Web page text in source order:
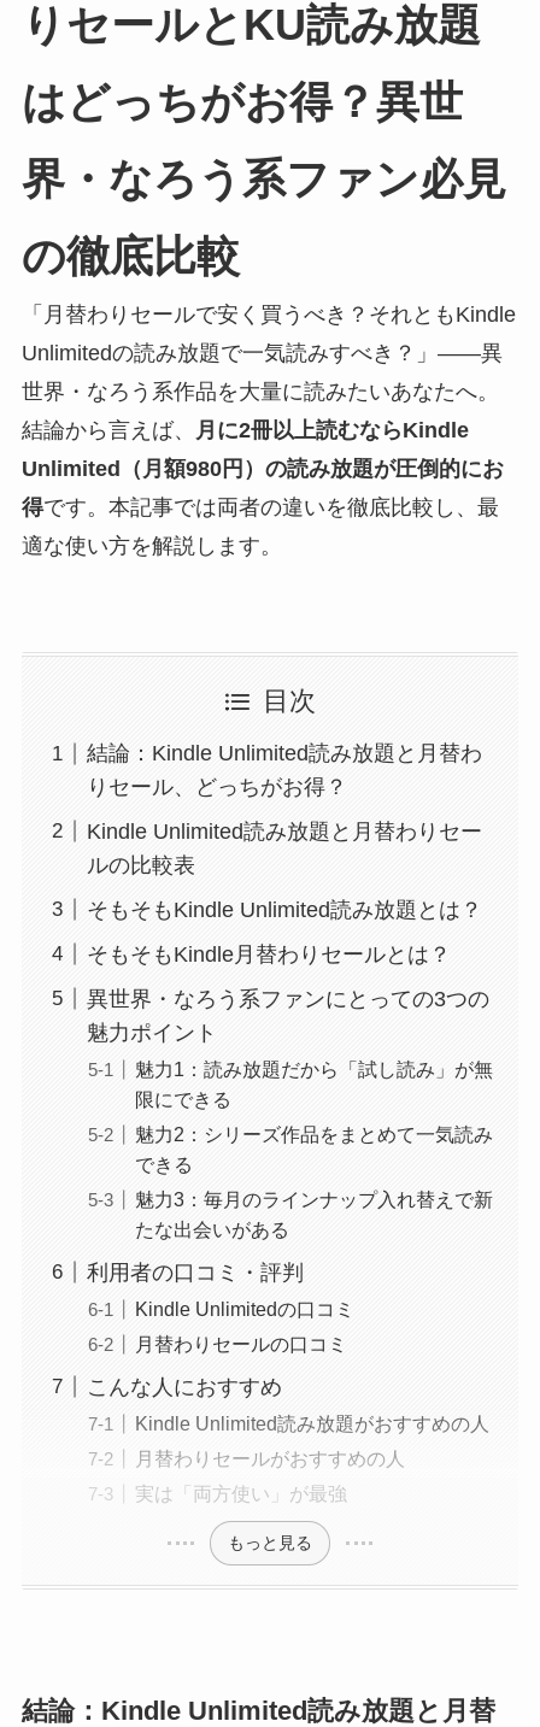
りセールとKU読み放題
はどっちがお得？異世
界・なろう系ファン必見
の徹底比較
「月替わりセールで安く買うべき？それともKindle
Unlimitedの読み放題で一気読みすべき？」——異
世界・なろう系作品を大量に読みたいあなたへ。
結論から言えば、
月に2冊以上読むならKindle
Unlimited（月額980円）の読み放題が圧倒的にお
得です。本記事では両者の違いを徹底比較し、最
適な使い方を解説します。
目次
結論：Kindle Unlimited読み放題と月替わ
りセール、どっちがお得？
Kindle Unlimited読み放題と月替わりセー
ルの比較表
そもそもKindle Unlimited読み放題とは？
そもそもKindle月替わりセールとは？
異世界・なろう系ファンにとっての3つの
魅力ポイント
魅力1：読み放題だから「試し読み」が無
限にできる
魅力2：シリーズ作品をまとめて一気読み
できる
魅力3：毎月のラインナップ入れ替えで新
たな出会いがある
利用者の口コミ・評判
Kindle Unlimitedの口コミ
月替わりセールの口コミ
こんな人におすすめ
Kindle Unlimited読み放題がおすすめの人
月替わりセールがおすすめの人
実は「両方使い」が最強
もっと見る
結論：Kindle Unlimited読み放題と月替